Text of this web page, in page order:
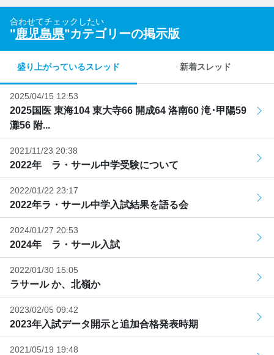
合わせてチェックしたい
"鹿児島県"カテゴリーの掲示版
盛り上がっているスレッド 新着スレッド
2025/04/15 12:53
2025国医 東海104 東大寺66 開成64 洛南60 滝･甲陽59
灘56 附...
2021/11/23 20:38
2022年 ラ・サール中学受験について
2022/01/22 23:17
2022年ラ・サール中学入試結果を語る会
2024/01/27 20:53
2024年 ラ・サール入試
2022/01/30 15:05
ラサール か、北嶺か
2023/02/05 09:42
2023年入試データ開示と追加合格発表時期
2021/05/19 19:48